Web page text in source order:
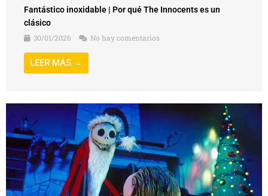
Fantástico inoxidable | Por qué The Innocents es un
clásico
30/01/2026
No hay comentarios
LEER MÁS →